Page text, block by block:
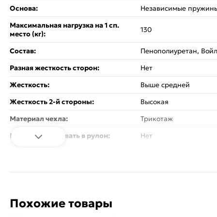
Основа:
Независимые
Максимальная нагрузка на 1 сп.
место (кг):
130
Состав:
Пенополиуретан,
Разная жесткость сторон:
Нет
Жесткость:
Выше средней
Жесткость 2-й стороны:
Высокая
Материал чехла:
Трикотаж
Можно сворачивать в рулон:
Нет
Бренд:
Похожие товары